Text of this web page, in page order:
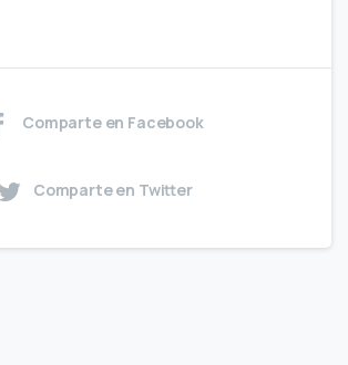
Comparte en Facebook
Comparte en Twitter